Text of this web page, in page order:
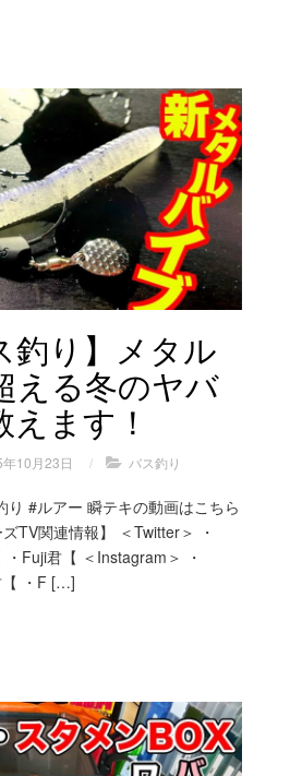
釣り】メタル
える冬のヤバ
ます！
10月23日 / バス釣り
り #ルアー 瞬テキの動画はこちら
TV関連情報】 ＜Twitter＞ ・
Fuji君【 ＜Instagram＞ ・
【 ・F […]